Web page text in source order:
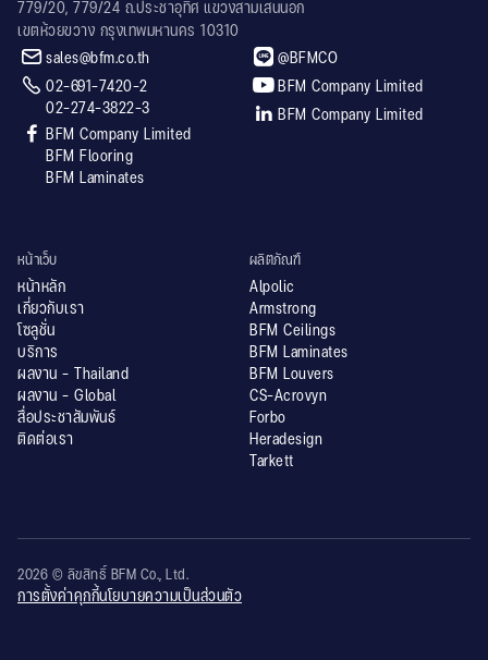
779/20, 779/24 ถ.ประชาอุทิศ แขวงสามเสนนอก
เขตห้วยขวาง กรุงเทพมหานคร 10310
 sales@bfm.co.th
 02-691-7420-2
02-274-3822-3

BFM Company Limited
BFM Flooring
BFM Laminates
 @BFMCO
 BFM Company Limited
 BFM Company Limited
หน้าเว็บ
หน้าหลัก
เกี่ยวกับเรา
โซลูชั่น
บริการ
ผลงาน - Thailand
ผลงาน - Global
สื่อประชาสัมพันธ์
ติดต่อเรา
ผลิตภัณฑ์
Alpolic
Armstrong
BFM Ceilings
BFM Laminates
BFM Louvers
CS-Acrovyn
Forbo
Heradesign
Tarkett
2026 © ลิขสิทธิ์ BFM Co., Ltd.
การตั้งค่าคุกกี้นโยบายความเป็นส่วนตัว